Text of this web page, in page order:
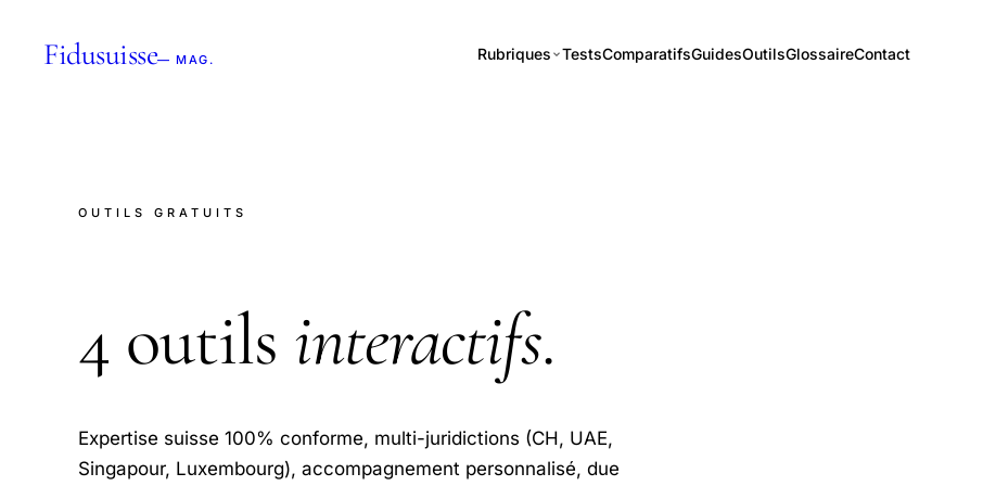
Fidusuisse— MAG. Rubriques TestsComparatifsGuidesOutilsGlossaireContact
OUTILS GRATUITS
4 outils interactifs.
Expertise suisse 100% conforme, multi-juridictions (CH, UAE,
Singapour, Luxembourg), accompagnement personnalisé, due